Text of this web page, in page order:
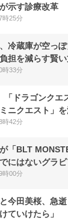
示す診療改革
時25分
、冷蔵庫が空っ
担を減らす賢
時33分
ドラゴンクエ
ニクエスト」
時42分
「BLT
にはないグラビ
時00分
今田美桜、急
ていけたら」